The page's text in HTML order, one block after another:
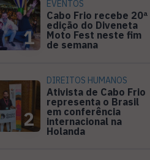
1
EVENTOS
Cabo Frio recebe 20ª
edição do Diveneta
Moto Fest neste fim
de semana
2
DIREITOS HUMANOS
Ativista de Cabo Frio
representa o Brasil
em conferência
internacional na
Holanda